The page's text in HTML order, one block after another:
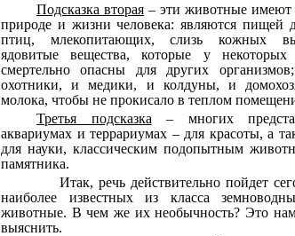
Подсказка вторая– эти животные имеют
природе и жизни человека: являются пищей
птиц, млекопитающих, слизь кожных
ядовитые вещества, которые у
смертельно опасны для других
охотники, и медики, и колдуны, и
молока, чтобы не прокисало в теплом
Третья подсказка – многих
аквариумах и террариумах – для красоты, а
для науки, классическим подопытным
памятника.
Итак, речь действительно пойдет
наиболее известных из класса
животные. В чем же их необычность? Это
выяснить.